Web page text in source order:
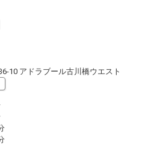
10 アドラブール古川橋ウエスト